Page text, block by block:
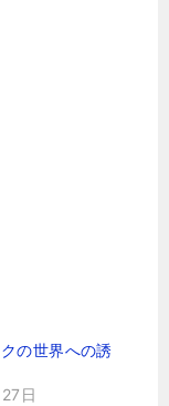
の世界への誘
日